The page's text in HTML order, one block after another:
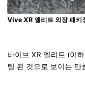
Vive XR 엘리트 외장 패키
바이브 XR 엘리트 (이
팅 된 것으로 보이는 만